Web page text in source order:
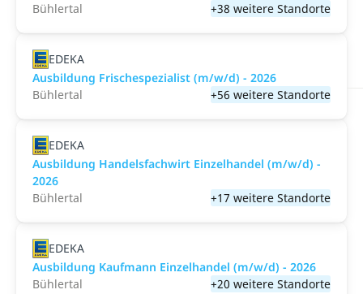
Bühlertal
+38 weitere Standorte
EDEKA
Ausbildung Frischespezialist (m/w/d) - 2026
Bühlertal
+56 weitere Standorte
EDEKA
Ausbildung Handelsfachwirt Einzelhandel (m/w/d) -
2026
Bühlertal
+17 weitere Standorte
EDEKA
Ausbildung Kaufmann Einzelhandel (m/w/d) - 2026
Bühlertal
+20 weitere Standorte